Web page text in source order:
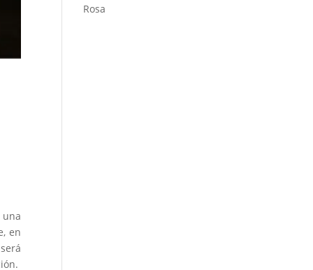
una
en
Rosa